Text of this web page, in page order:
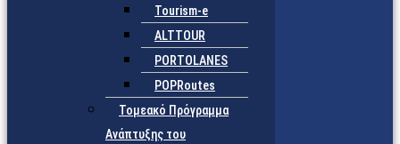
Tourism-e
ALTTOUR
PORTOLANES
POPRoutes
Τομεακό Πρόγραμμα
Ανάπτυξης του